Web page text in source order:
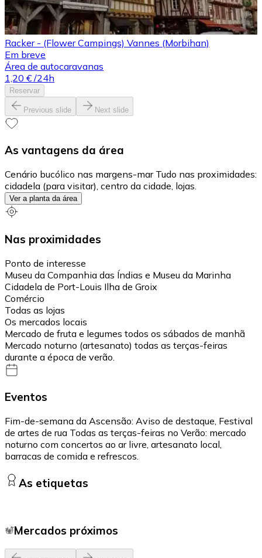
Racker - (Flower Campings) Vannes (Morbihan)
Em breve
Área de autocaravanas
1,20 € /24h
Reservar
Previous slide Next slide
As vantagens da área
Cenário bucólico nas margens-mar Tudo nas proximidades:
cidadela (para visitar), centro da cidade, lojas.
Ver a planta da área
Nas proximidades
Ponto de interesse
Museu da Companhia das Índias e Museu da Marinha
Cidadela de Port-Louis Ilha de Groix
Comércio
Todas as lojas
Os mercados locais
Mercado de fruta e legumes todos os sábados de manhã
Mercado noturno (artesanato) todas as terças-feiras
durante a época de verão.
Eventos
Fim-de-semana da Ascensão: Aviso de destaque, Festival
de artes de rua Todas as terças-feiras no Verão: mercado
noturno com concertos ao ar livre, artesanato local,
barracas de comida e refrescos.
As etiquetas
Mercados próximos